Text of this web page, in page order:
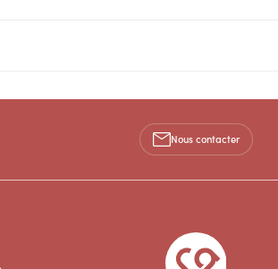
Nous contacter